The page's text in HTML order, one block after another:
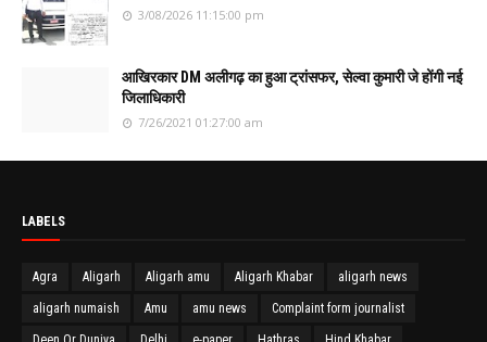
3/08/2026 11:15:00 pm
आखिरकार DM अलीगढ़ का हुआ ट्रांसफर, सेल्वा कुमारी जे होंगी नई
जिलाधिकारी
7/26/2021 01:27:00 am
LABELS
Agra Aligarh Aligarh amu Aligarh Khabar aligarh news
aligarh numaish Amu amu news Complaint form journalist